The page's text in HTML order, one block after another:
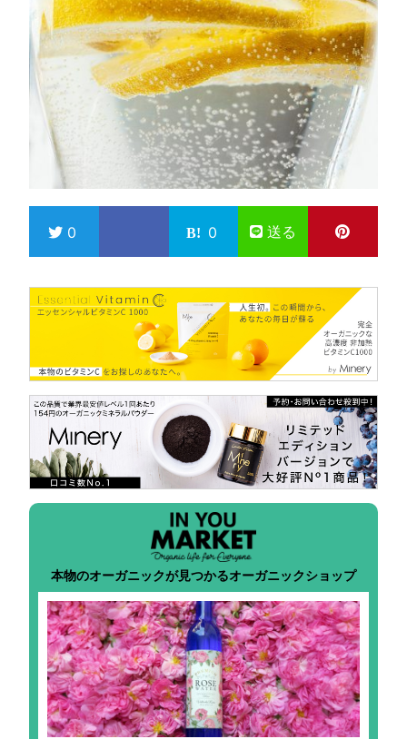
0 0 送る
本物のオーガニックが見つかるオーガニックショップ